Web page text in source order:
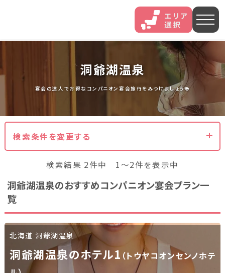
石和 伊香保 熱海
鬼怒川
いわき湯本 越後湯沢
山中 あわら 菊池
北海道(13) 岩手県(3) 山形県(3)
宮城県(8)
福島県(26)
洞爺湖温泉
宴会の達人でお得なコンパニオン宴会旅行をみつけましょう🍻
検索条件を変更する
検索結果 2件中 1～2件を表示中
洞爺湖温泉のおすすめコンパニオン宴会プラン一
覧
北海道 洞爺湖温泉
洞爺湖温泉のホテル1 （トウヤコオンセンノホテ